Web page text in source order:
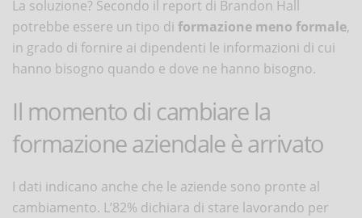
La soluzione? Secondo il report di Brandon Hall
potrebbe essere un tipo di formazione meno formale,
in grado di fornire ai dipendenti le informazioni di cui
hanno bisogno quando e dove ne hanno bisogno.
Il momento di cambiare la
formazione aziendale è arrivato
I dati indicano anche che le aziende sono pronte al
cambiamento. L’82% dichiara di stare lavorando per